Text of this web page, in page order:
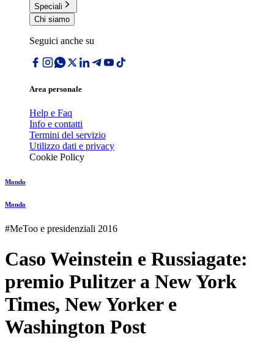
Speciali
Chi siamo
Seguici anche su
Area personale
Help e Faq
Info e contatti
Termini del servizio
Utilizzo dati e privacy
Cookie Policy
Mondo
Mondo
#MeToo e presidenziali 2016
Caso Weinstein e Russiagate:
premio Pulitzer a New York
Times, New Yorker e
Washington Post